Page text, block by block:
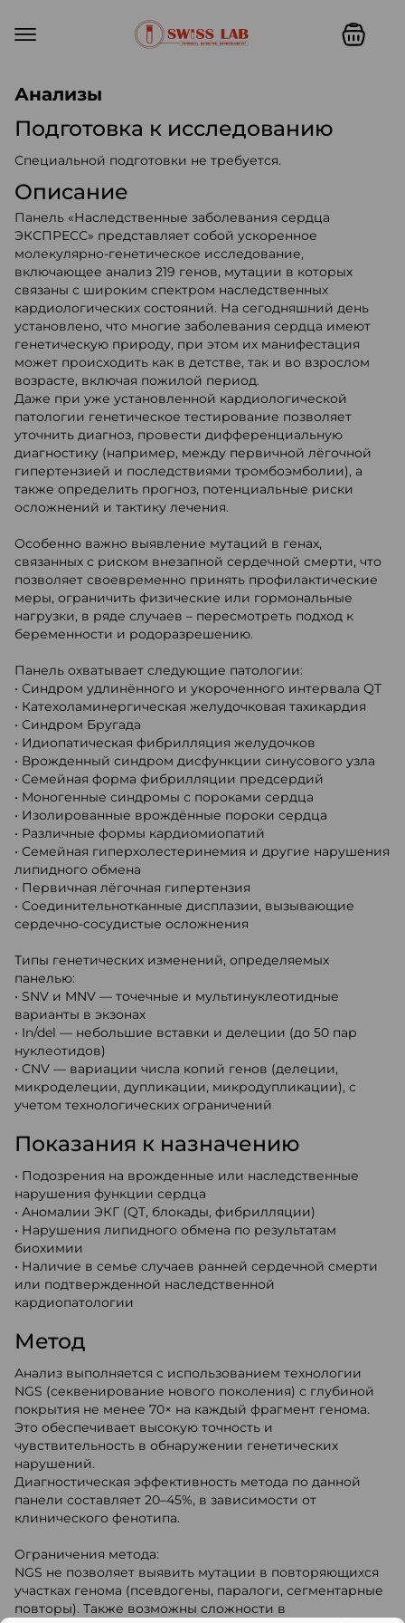
Анализы
Подготовка к исследованию
Специальной подготовки не требуется.
Описание
Панель «Наследственные заболевания сердца
ЭКСПРЕСС» представляет собой ускоренное
молекулярно-генетическое исследование,
включающее анализ 219 генов, мутации в которых
связаны с широким спектром наследственных
кардиологических состояний. На сегодняшний день
установлено, что многие заболевания сердца имеют
генетическую природу, при этом их манифестация
может происходить как в детстве, так и во взрослом
возрасте, включая пожилой период.
Даже при уже установленной кардиологической
патологии генетическое тестирование позволяет
уточнить диагноз, провести дифференциальную
диагностику (например, между первичной лёгочной
гипертензией и последствиями тромбоэмболии), а
также определить прогноз, потенциальные риски
осложнений и тактику лечения.
Особенно важно выявление мутаций в генах,
связанных с риском внезапной сердечной смерти, что
позволяет своевременно принять профилактические
меры, ограничить физические или гормональные
нагрузки, в ряде случаев – пересмотреть подход к
беременности и родоразрешению.
Панель охватывает следующие патологии:
• Синдром удлинённого и укороченного интервала QT
• Катехоламинергическая желудочковая тахикардия
• Синдром Бругада
• Идиопатическая фибрилляция желудочков
• Врожденный синдром дисфункции синусового узла
• Семейная форма фибрилляции предсердий
• Моногенные синдромы с пороками сердца
• Изолированные врождённые пороки сердца
• Различные формы кардиомиопатий
• Семейная гиперхолестеринемия и другие нарушения
липидного обмена
• Первичная лёгочная гипертензия
• Соединительнотканные дисплазии, вызывающие
сердечно-сосудистые осложнения
Типы генетических изменений, определяемых
панелью:
• SNV и MNV — точечные и мультинуклеотидные
варианты в экзонах
• In/del — небольшие вставки и делеции (до 50 пар
нуклеотидов)
• CNV — вариации числа копий генов (делеции,
микроделеции, дупликации, микродупликации), с
учетом технологических ограничений
Показания к назначению
• Подозрения на врожденные или наследственные
нарушения функции сердца
• Аномалии ЭКГ (QT, блокады, фибрилляции)
• Нарушения липидного обмена по результатам
биохимии
• Наличие в семье случаев ранней сердечной смерти
или подтвержденной наследственной
кардиопатологии
Метод
Анализ выполняется с использованием технологии
NGS (секвенирование нового поколения) с глубиной
покрытия не менее 70× на каждый фрагмент генома.
Это обеспечивает высокую точность и
чувствительность в обнаружении генетических
нарушений.
Диагностическая эффективность метода по данной
панели составляет 20–45%, в зависимости от
клинического фенотипа.
Ограничения метода:
NGS не позволяет выявить мутации в повторяющихся
участках генома (псевдогены, паралоги, сегментарные
повторы). Также возможны сложности в